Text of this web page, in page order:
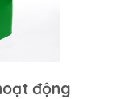
động